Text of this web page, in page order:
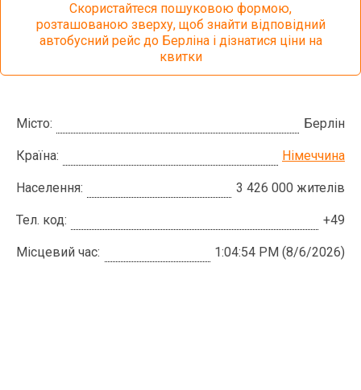
Скористайтеся пошуковою формою,
розташованою зверху, щоб знайти відповідний
автобусний рейс до Берліна і дізнатися ціни на
квитки
Місто: Берлін
Країна: Німеччина
Населення: 3 426 000 жителів
Тел. код: +49
Місцевий час: 1:04:55 PM (8/6/2026)